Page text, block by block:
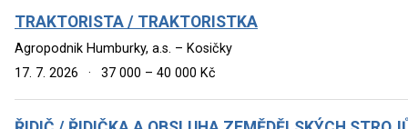
TRAKTORISTA / TRAKTORISTKA
Agropodnik Humburky, a.s. – Kosičky
17. 7. 2026
· 37 000 – 40 000 Kč